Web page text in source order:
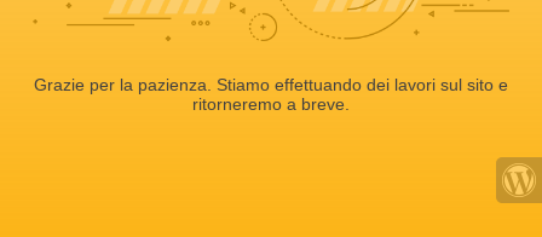
Grazie per la pazienza. Stiamo effettuando dei lavori sul sito e
ritorneremo a breve.